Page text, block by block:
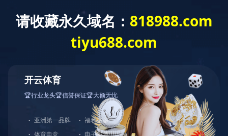
404
哎呀！您访问的页面不存在